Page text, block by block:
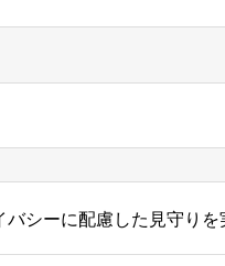
バシーに配慮した見守りを